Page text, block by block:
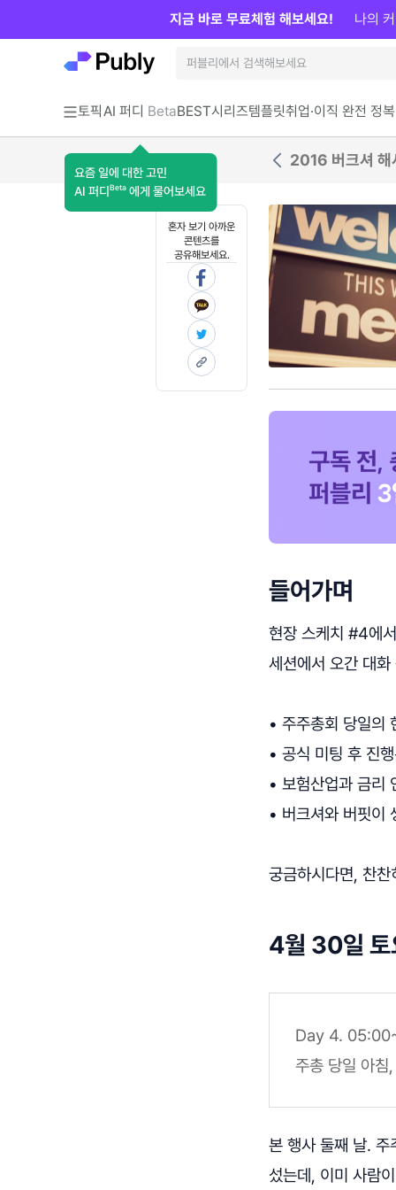
토픽AI 퍼디 Beta
요즘 일에 대한 고민
AI 퍼디 Beta 에게 물어보세요
BEST시리즈템플릿취업·이직 완전 정복
지금 바로 무료체험 해보세요! 나의
2016 버크셔 해
혼자 보기 아까운
콘텐츠를
공유해보세요.
들어가며
현장 스케치 #4에
세션에서 오간 대
• 주주총회 당일의
• 공식 미팅 후 진
• 보험산업과 금리
• 버크셔와 버핏이
궁금하시다면, 찬
4월 30일 토
Day 4.
주총 당일 아침
본 행사 둘째 날. 주
섰는데, 이미 사람